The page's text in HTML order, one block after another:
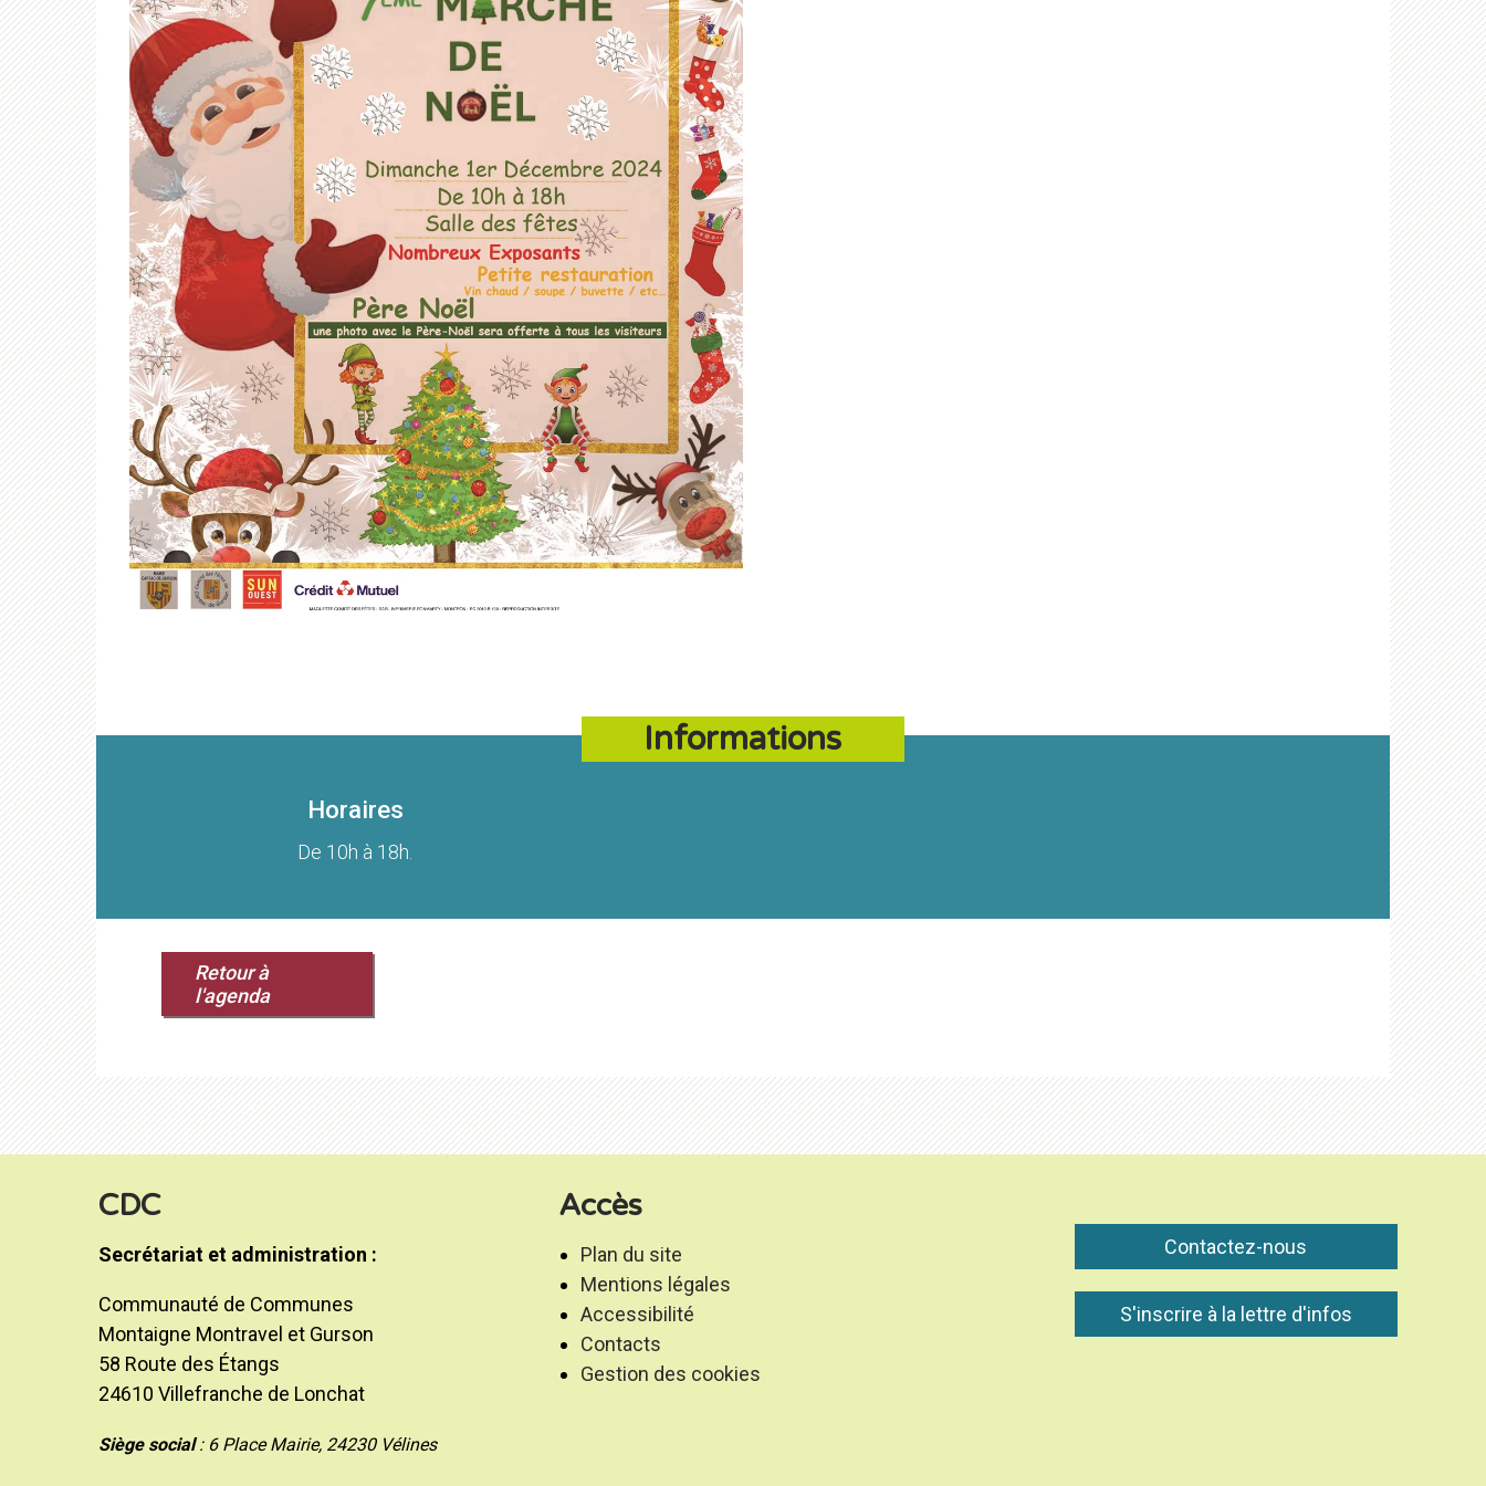
Informations
Horaires
De 10h à 18h.
Retour à
l'agenda
CDC
Secrétariat et administration :
Communauté de Communes
Montaigne Montravel et Gurson
58 Route des Étangs
24610 Villefranche de Lonchat
Siège social: 6 Place Mairie, 24230 Vélines
Accès
Plan du site
Mentions légales
Accessibilité
Contacts
Gestion des cookies
Contactez-nous
S'inscrire à la lettre d'infos